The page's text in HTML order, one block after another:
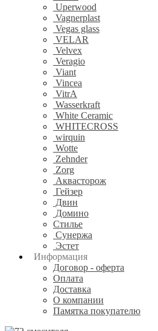
Uperwood
Vagnerplast
Vegas glass
VELAR
Velvex
Veragio
Viant
Vincea
VitrA
Wasserkraft
White Ceramic
WHITECROSS
wirquin
Wotte
Zehnder
Zorg
Аквасторож
Гейзер
Двин
Домино
Стилье
Сунержа
Эстет
Информация
Договор - оферта
Оплата
Доставка
О компании
Памятка покупателю